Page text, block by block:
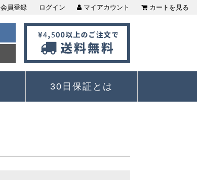
会員登録 ログイン マイアカウント カートを見る
30日保証とは